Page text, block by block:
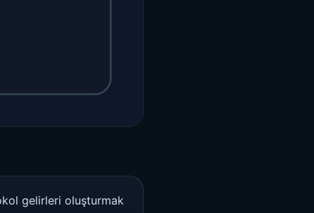
gelirleri oluşturmak